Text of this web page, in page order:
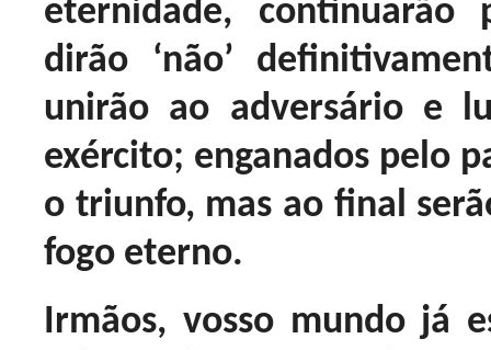
eternidade, continuarão
dirão ‘não’
unirão ao adversário e
exército; enganados pelo
o triunfo, mas ao final
fogo eterno.
Irmãos, vosso mundo já